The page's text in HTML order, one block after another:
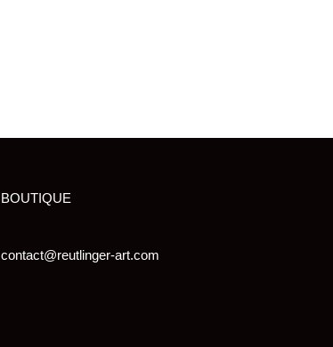
BOUTIQUE
contact@reutlinger-art.com